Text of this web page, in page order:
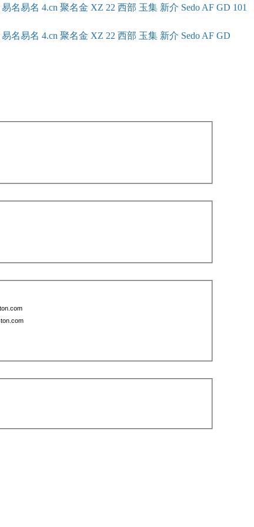
易名易名 4.cn 聚名金 XZ 22 西部 玉集 新介 Sedo AF GD 101